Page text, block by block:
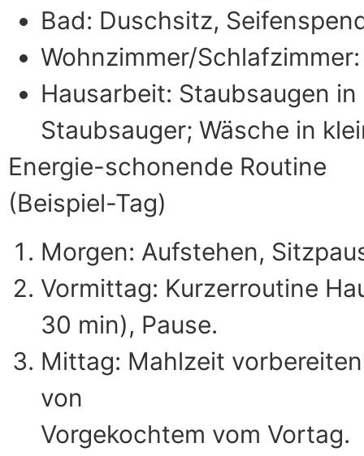
Bad: Duschsitz,
Wohnzimmer/
Hausarbeit: Staubsaugen
Staubsauger; Wäsche in
Energie-schonende Routine
(Beispiel-Tag)
Morgen: Aufstehen,
Vormittag: Kurzerroutine
30 min), Pause.
Mittag: Mahlzeit
von
Vorgekochtem vom Vortag.